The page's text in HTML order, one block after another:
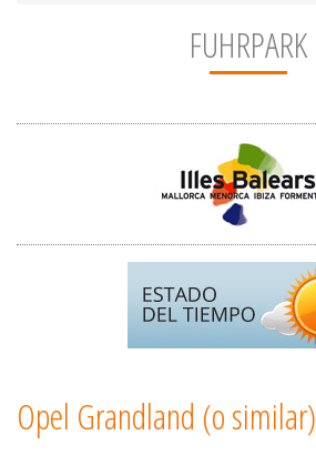
FUHRPARK
Opel Grandland (o similar)